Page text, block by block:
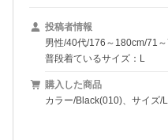
投稿者情報
男性/40代/176～180cm/71
普段着ているサイズ：L
購入した商品
カラー/Black(010)、サイズ/L